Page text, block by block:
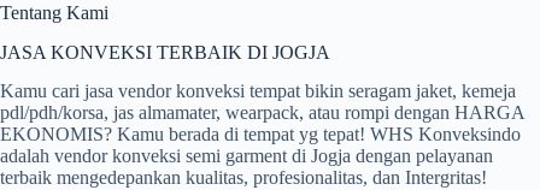
Tentang Kami
JASA KONVEKSI TERBAIK DI JOGJA
Kamu cari jasa vendor konveksi tempat bikin seragam jaket, kemeja
pdl/pdh/korsa, jas almamater, wearpack, atau rompi dengan HARGA
EKONOMIS? Kamu berada di tempat yg tepat! WHS Konveksindo
adalah vendor konveksi semi garment di Jogja dengan pelayanan
terbaik mengedepankan kualitas, profesionalitas, dan Intergritas!